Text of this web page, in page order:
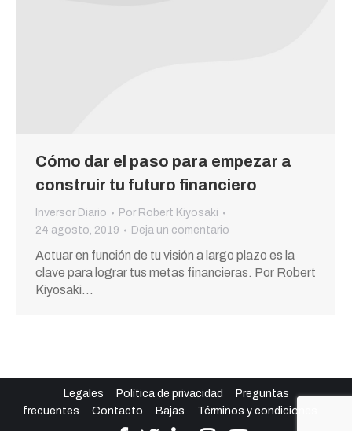
Cómo dar el paso para empezar a
construir tu futuro financiero
Inversor Diario Por Robert Kiyosaki
24 agosto, 2019
Deja un comentario
Actuar en función de tu visión a largo plazo es la
clave para lograr tus metas financieras. Por Robert
Kiyosaki…
Legales Política de privacidad
Preguntas
frecuentes
Contacto Bajas Términos y condiciones